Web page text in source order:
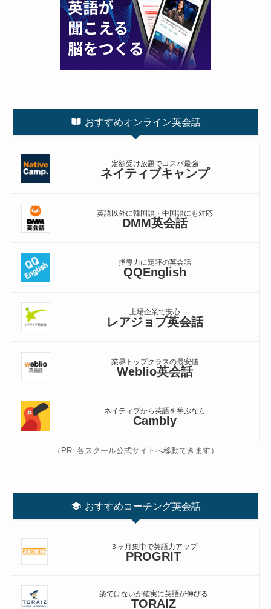
おすすめオンライン英会話
定額受け放題でコスパ最強
ネイティブキャンプ
英語以外に韓国語・中国語にも対応
DMM英会話
指導力に定評の英会話
QQEnglish
上場企業で安心
レアジョブ英会話
業界トップクラスの最安値
Weblio英会話
ネイティブから英語を学ぶなら
Cambly
（PR: 各スクール公式サイトへ移動できます）
おすすめコーチング英会話
３ヶ月集中で英語力アップ
PROGRIT
楽ではないが確実に英語が伸びる
TORAIZ